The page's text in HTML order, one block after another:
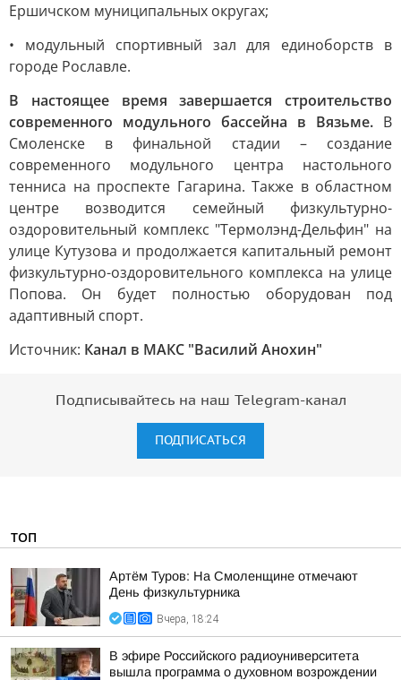
Ершичском муниципальных округах;
• модульный спортивный зал для единоборств в
городе Рославле.
В настоящее время завершается строительство
современного модульного бассейна в Вязьме. В
Смоленске в финальной стадии – создание
современного модульного центра настольного
тенниса на проспекте Гагарина. Также в областном
центре возводится семейный физкультурно-
оздоровительный комплекс "Термолэнд-Дельфин" на
улице Кутузова и продолжается капитальный ремонт
физкультурно-оздоровительного комплекса на улице
Попова. Он будет полностью оборудован под
адаптивный спорт.
Источник: Канал в МАКС "Василий Анохин"
Подписывайтесь на наш Telegram-канал
ПОДПИСАТЬСЯ
ТОП
Артём Туров: На Смоленщине отмечают
День физкультурника
Вчера, 18:24
В эфире Российского радиоуниверситета
вышла программа о духовном возрождении